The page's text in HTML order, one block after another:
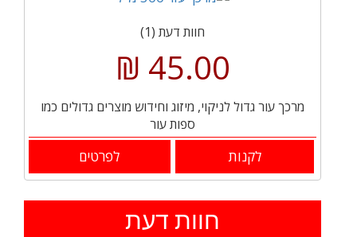
חוות דעת (1)
45.00 ₪
מרכך עור גדול לניקוי, מיזוג וחידוש מוצרים גדולים כמו
ספות עור
לקנות לפרטים
חוות דעת